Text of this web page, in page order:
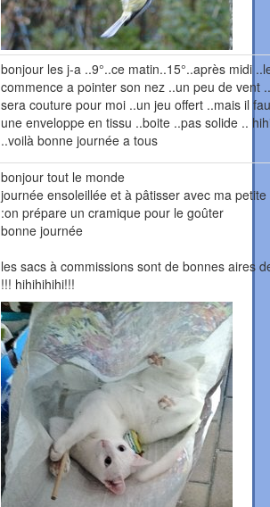
bonjour les j-a ..9°..ce matin..15°..après midi
commence a pointer son nez ..un peu de vent
sera couture pour moi ..un jeu offert ..mais il
une enveloppe en tissu ..boite ..pas solide ..
..voilà bonne journée a tous
bonjour tout le monde
journée ensoleillée et à pâtisser avec ma petite
:on prépare un cramique pour le goûter
bonne journée
les sacs à commissions sont de bonnes aires
!!! hihihihihi!!!